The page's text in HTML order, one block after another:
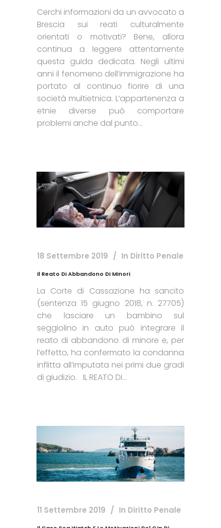
Cerchi informazioni da un avvocato a
Brescia sui reati culturalmente
orientati o motivati? Bene, allora
continua a leggere attentamente
questa guida dedicata. Negli ultimi
anni il fenomeno dell’immigrazione ha
portato al continuo fiorire di una
società multietnica. L’appartenenza a
etnie diverse può comportare
problemi anche dal punto...
18 Settembre 2019 In Diritto Penale
Il Reato Di Abbandono Di Minori
La Corte di Cassazione ha sancito
(sentenza 15 giugno 2018, n. 27705)
che lasciare un bambino sul
seggiolino in auto può integrare il
reato di abbandono di minore e, per
l’effetto, ha confermato la condanna
inflitta all’imputata nei primi due gradi
di giudizio. IL REATO DI...
11 Settembre 2019 In Diritto Penale